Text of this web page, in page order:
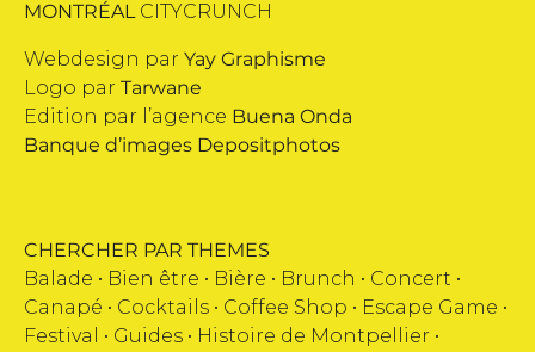
MONTRÉALCITYCRUNCH
Webdesign par Yay Graphisme
Logo par Tarwane
Edition par l’agence Buena Onda
Banque d’images Depositphotos
CHERCHER PAR THEMES
Balade • Bien être • Bière • Brunch • Concert •
Canapé • Cocktails • Coffee Shop • Escape Game •
Festival
• Guides • Histoire de Montpellier •